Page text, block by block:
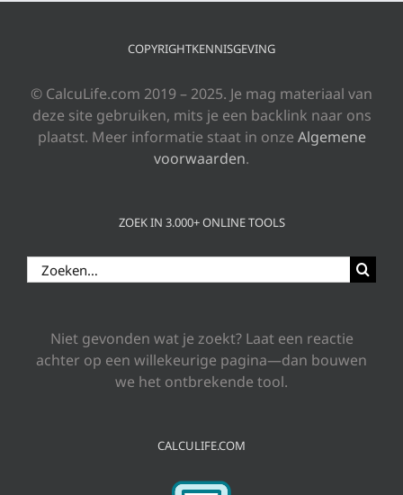
COPYRIGHTKENNISGEVING
© CalcuLife.com 2019 – 2025. Je mag materiaal van
deze site gebruiken, mits je een backlink naar ons
plaatst. Meer informatie staat in onze Algemene
voorwaarden.
ZOEK IN 3.000+ ONLINE TOOLS
Zoeken
naar:
Niet gevonden wat je zoekt? Laat een reactie
achter op een willekeurige pagina—dan bouwen
we het ontbrekende tool.
CALCULIFE.COM